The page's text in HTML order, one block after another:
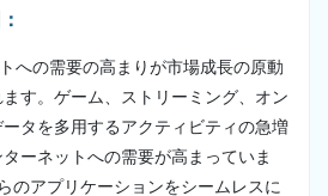
への需要の高まりが市場成長の原動
す。ゲーム、ストリーミング、オン
タを多用するアクティビティの急増
ーネットへの需要が高まっていま
のアプリケーションをシームレスに